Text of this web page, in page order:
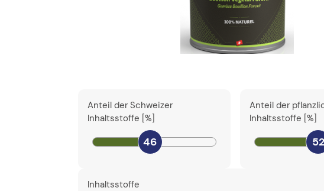
Anteil der Schweizer
Inhaltsstoffe [%]
46
Anteil der
Inhaltsstoffe [%]
52
Inhaltsstoffe